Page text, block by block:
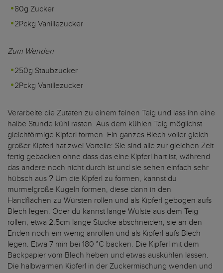
80g Zucker
2Pckg Vanillezucker
Zum Wenden
250g Staubzucker
2Pckg Vanillezucker
Verarbeite die Zutaten zu einem feinen Teig und lass ihn eine
halbe Stunde kühl rasten. Aus dem kühlen Teig möglichst
gleichförmige Kipferl formen. Ein ganzes Blech voller gleich
großer Kipferl hat zwei Vorteile: Sie sind alle zur gleichen Zeit
fertig gebacken ohne dass das eine Kipferl hart ist, während
das andere noch nicht durch ist und sie sehen einfach sehr
hübsch aus ? Um die Kipferl zu formen, kannst du
murmelgroße Kugeln formen, diese dann in den
Handflächen zu Würsten rollen und als Kipferl gebogen aufs
Blech legen. Oder du kannst lange Wülste aus dem Teig
rollen, etwa 2,5cm lange Stücke abschneiden, sie an den
Enden noch ein wenig anrollen und als Kipferl aufs Blech
legen. Etwa 7 min bei 180 °C backen. Die Kipferl mit dem
Backpapier vom Blech heben und etwas auskühlen lassen.
Die halbwarmen Kipferl in der Zuckermischung wenden und